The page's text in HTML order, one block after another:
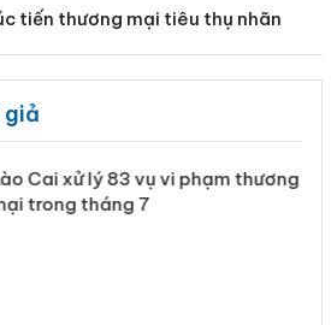
tiến thương mại tiêu thụ nhãn
giả
xử lý 83 vụ vi phạm thương
tháng 7